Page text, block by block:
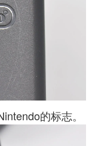
的标志。